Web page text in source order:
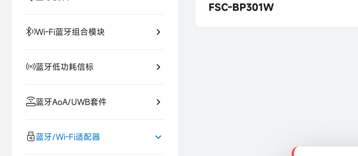
Wi-Fi蓝牙组合模块
蓝牙低功耗信标
蓝牙AoA/UWB套件
蓝牙/Wi-Fi适配器
FSC-BP301W